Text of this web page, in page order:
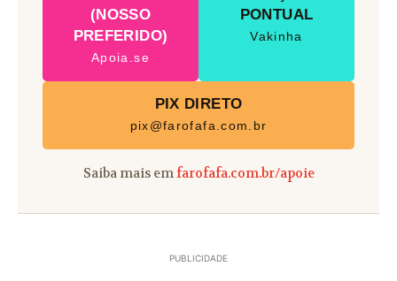
(NOSSO
PREFERIDO)
Apoia.se
PONTUAL
Vakinha
PIX DIRETO
pix@farofafa.com.br
Saiba mais emfarofafa.com.br/apoie
PUBLICIDADE